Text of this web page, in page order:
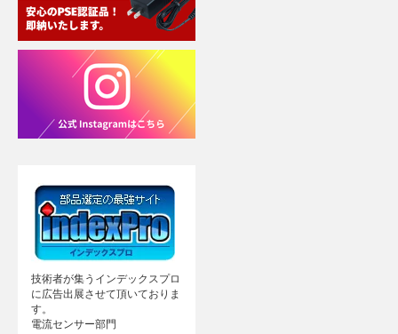
技術者が集うインデックスプロ
に広告出展させて頂いておりま
す。
電流センサー部門